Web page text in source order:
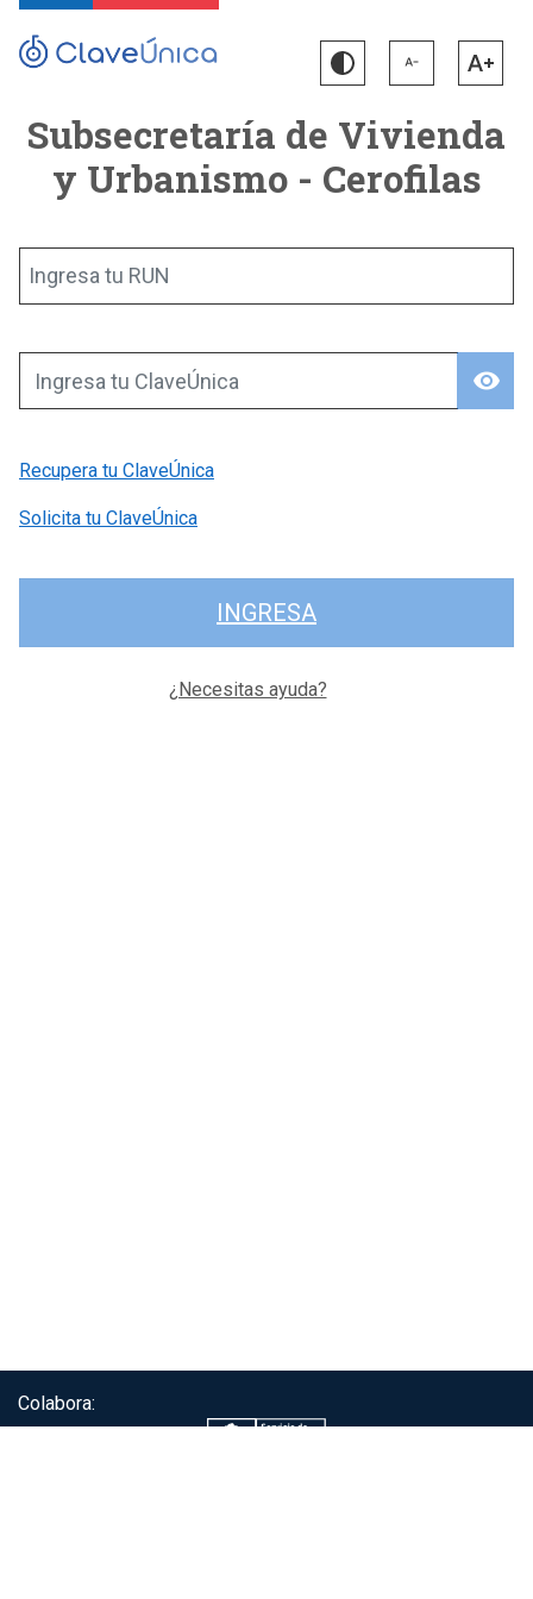
Subsecretaría de Vivienda
y Urbanismo - Cerofilas
Ingresa tu RUN
visibility
Ingresa tu ClaveÚnica
Recupera tu ClaveÚnica
Solicita tu ClaveÚnica
INGRESA
¿Necesitas ayuda?
Colabora: